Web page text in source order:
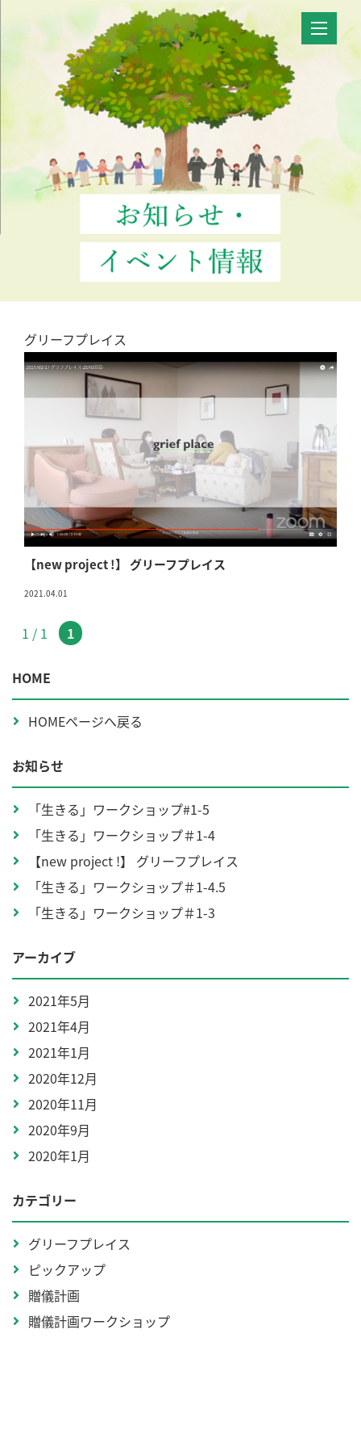
HOME
HOMEページへ戻る
お知らせ
「生きる」ワークショップ#1-5
「生きる」ワークショップ＃1-4
【new project !】 グリーフプレイス
「生きる」ワークショップ＃1-4.5
「生きる」ワークショップ＃1-3
アーカイブ
2021年5月
2021年4月
2021年1月
2020年12月
2020年11月
2020年9月
2020年1月
カテゴリー
グリーフプレイス
ピックアップ
贈儀計画
贈儀計画ワークショップ
グリーフプレイス
【new project !】 グリーフプレイス
2021.04.01
1 / 1 1